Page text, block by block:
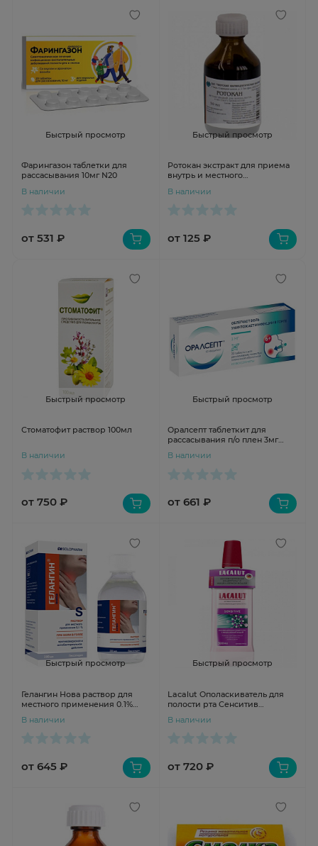
Быстрый просмотр
Фарингазон таблетки для
рассасывания 10мг N20
В наличии
от 531 ₽
Быстрый просмотр
Ротокан экстракт для приема
внутрь и местного
В наличии
от 125 ₽
Быстрый просмотр
Стоматофит раствор 100мл
В наличии
от 750 ₽
Быстрый просмотр
Оралсепт таблеткит для
рассасывания п/о плен 3мг
В наличии
от 661 ₽
Быстрый просмотр
Гелангин Нова раствор для
местного применения 0.1%
В наличии
от 645 ₽
Быстрый просмотр
Lacalut Ополаскиватель для
полости рта Сенситив
В наличии
от 720 ₽